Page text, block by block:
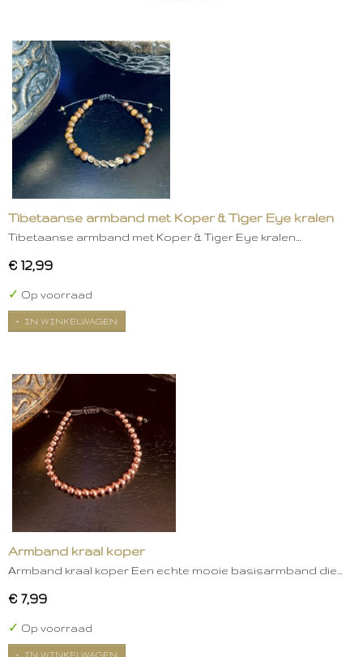
Tibetaanse armband met Koper & Tiger Eye kralen
Tibetaanse armband met Koper & Tiger Eye kralen…
€ 12,99
✓ Op voorraad
IN WINKELWAGEN
Armband kraal koper
Armband kraal koper Een echte mooie basisarmband die…
€ 7,99
✓ Op voorraad
IN WINKELWAGEN